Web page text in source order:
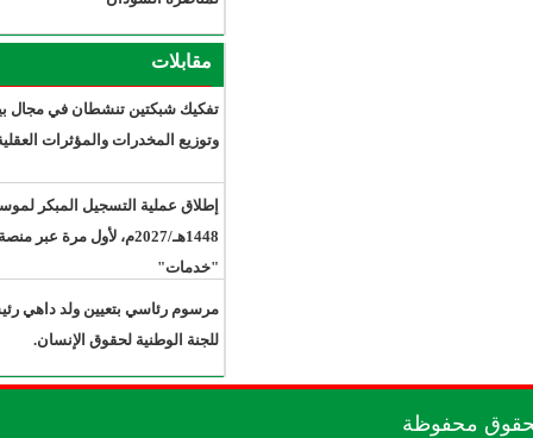
تفكيك شبكتين تنشطان في مجال بيع
وتوزيع المخدرات والمؤثرات العقلية.
إطلاق عملية التسجيل المبكر لموسم حج
1448هـ/2027م، لأول مرة عبر منصة
مرسوم رئاسي بتعيين ولد داهي رئيسًا
للجنة الوطنية لحقوق الإنسان.